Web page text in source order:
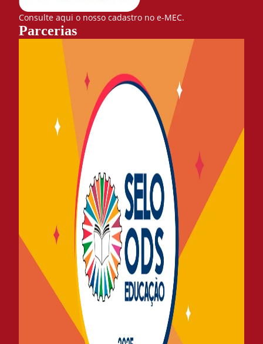
Consulte aqui o nosso cadastro no e-MEC.
Parcerias